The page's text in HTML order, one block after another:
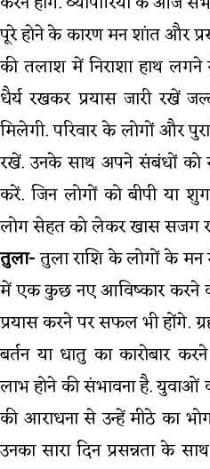
पूरे होने के कारण मन शांत और
की तलाश में निराशा हाथ
धैर्य रखकर प्रयास जारी रखें
मिलेगी. परिवार के लोगों और
रखें. उनके साथ अपने संबंधों
करें. जिन लोगों को बीपी या
लोग सेहत को लेकर खास सजग
तुला-तुला राशि के लोगों के मन
में एक कुछ नए आविष्कार करने
प्रयास करने पर सफल भी होंगे.
बर्तन या धातु का कारोबार
लाभ होने की संभावना है.
की आराधना से उन्हें मीठे का
उनका सारा दिन प्रसन्नता के